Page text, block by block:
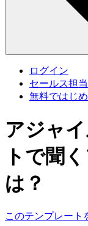
ログイン
セールス担
無料ではじ
アジャ
トで聞
は？
このテンプレート